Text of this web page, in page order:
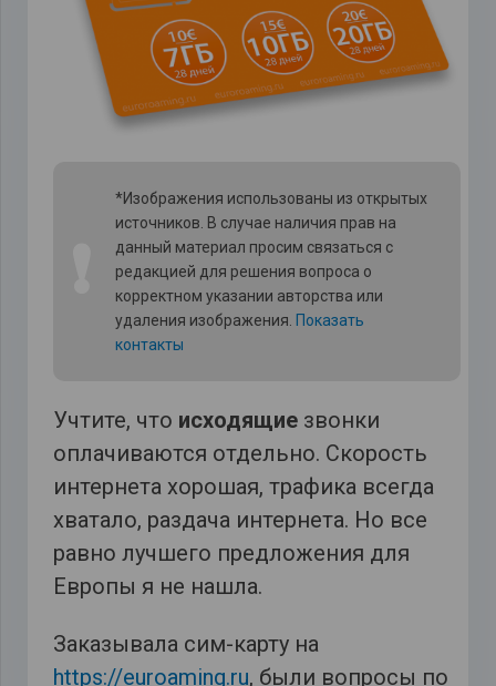
*Изображения использованы из открытых
источников. В случае наличия прав на
данный материал просим связаться с
редакцией для решения вопроса о
корректном указании авторства или
удаления изображения. Показать
контакты
Учтите, что исходящиезвонки
оплачиваются отдельно. Скорость
интернета хорошая, трафика всегда
хватало, раздача интернета. Но все
равно лучшего предложения для
Европы я не нашла.
Заказывала сим-карту на
https://euroaming.ru, были вопросы по